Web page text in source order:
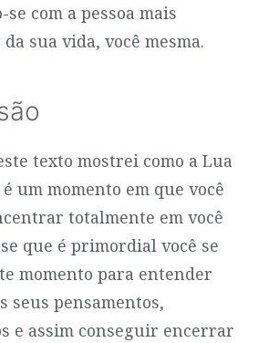
se com a pessoa mais
sua vida, você mesma.
texto mostrei como a Lua
um momento em que você
totalmente em você
que é primordial você se
momento para entender
seus pensamentos,
e assim conseguir encerrar